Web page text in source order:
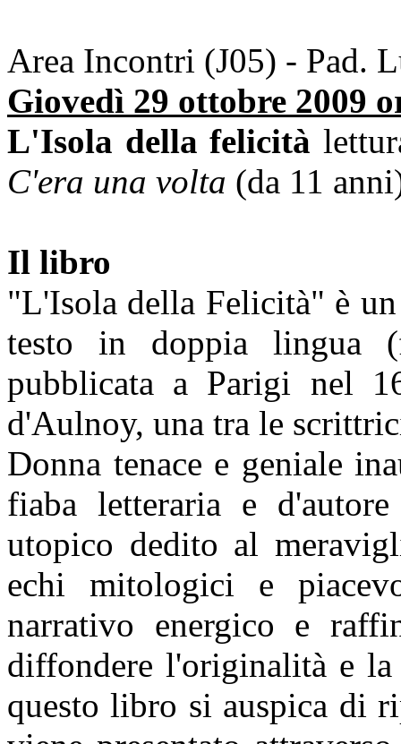
Area Incontri (J05) - Pad.
Giovedì 29 ottobre 2009
L'Isola della felicità
C'era una volta (da 11
Il libro
"L'Isola della Felicità" è
testo in doppia lingua
pubblicata a Parigi nel
d'Aulnoy, una tra le
Donna tenace e geniale
fiaba letteraria e
utopico dedito al
echi mitologici e
narrativo energico e
diffondere l'originalità e la
questo libro si auspica di